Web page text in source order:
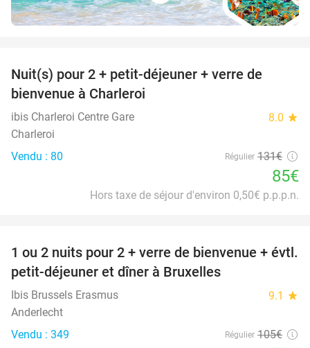
Nuit(s) pour 2 + petit-déjeuner + verre de
bienvenue à Charleroi
ibis Charleroi Centre Gare 8.0 star
Charleroi
Vendu : 80
Régulier 131€
85€
Hors taxe de séjour d'environ 0,50€ p.p.p.n.
25%
1 ou 2 nuits pour 2 + verre de bienvenue + évtl.
petit-déjeuner et dîner à Bruxelles
Ibis Brussels Erasmus 9.1 star
Anderlecht
Vendu : 349
Régulier 105€